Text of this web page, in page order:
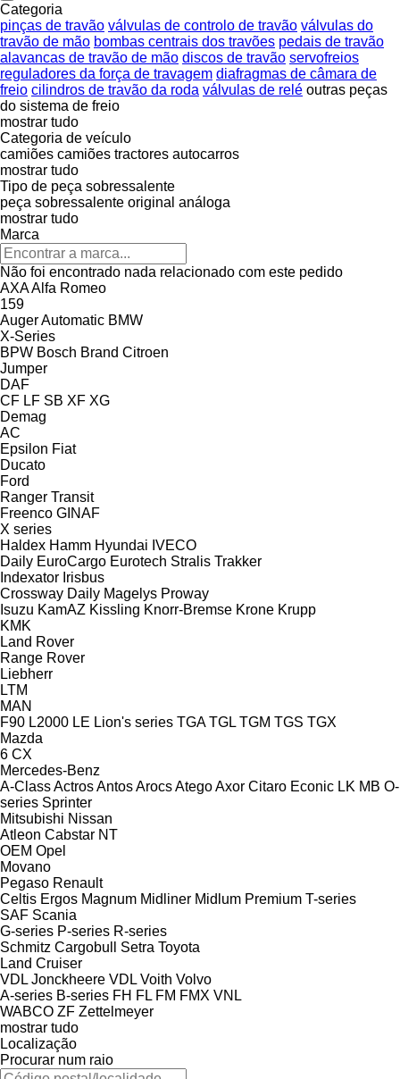
Categoria
pinças de travão válvulas de controlo de travão válvulas do
travão de mão bombas centrais dos travões pedais de travão
alavancas de travão de mão discos de travão servofreios
reguladores da força de travagem diafragmas de câmara de
freio cilindros de travão da roda válvulas de relé outras peças
do sistema de freio
mostrar tudo
Categoria de veículo
camiões camiões tractores autocarros
mostrar tudo
Tipo de peça sobressalente
peça sobressalente original análoga
mostrar tudo
Marca
Não foi encontrado nada relacionado com este pedido
AXAAlfa Romeo
159
AugerAutomatic BMW
X-Series
BPW Bosch Brand Citroen
Jumper
DAF
CF LF SB XF XG
Demag
AC
Epsilon Fiat
Ducato
Ford
Ranger Transit
Freenco GINAF
X series
Haldex Hamm Hyundai IVECO
Daily EuroCargo Eurotech Stralis Trakker
Indexator Irisbus
Crossway Daily Magelys Proway
Isuzu KamAZ Kissling Knorr-Bremse Krone Krupp
KMK
Land Rover
Range Rover
Liebherr
LTM
MAN
F90 L2000 LE Lion's series TGA TGL TGM TGS TGX
Mazda
6 CX
Mercedes-Benz
A-ClassActrosAntosArocsAtegoAxor Citaro Econic LK MB O-
series Sprinter
Mitsubishi Nissan
Atleon Cabstar NT
OEM Opel
Movano
Pegaso Renault
Celtis Ergos Magnum Midliner Midlum Premium T-series
SAF Scania
G-series P-series R-series
Schmitz Cargobull
Setra Toyota
Land Cruiser
VDL Jonckheere VDL Voith Volvo
A-series B-series FH FL FM FMX VNL
WABCO ZF Zettelmeyer
mostrar tudo
Localização
Procurar num raio